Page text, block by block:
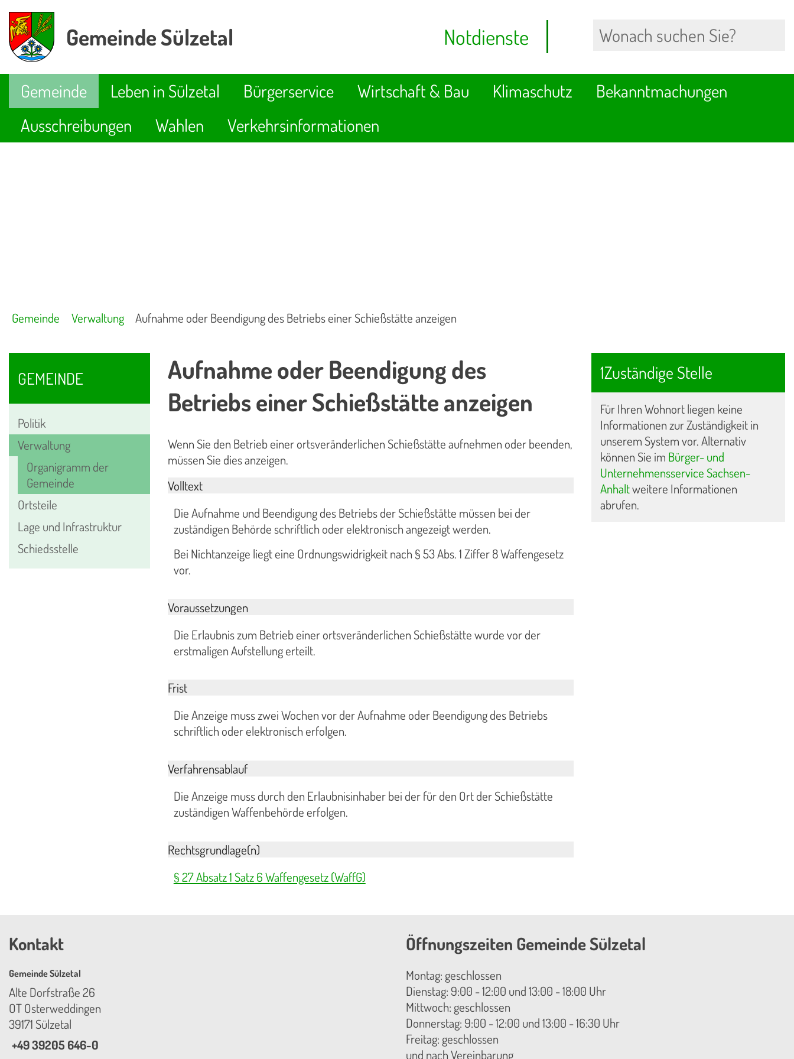
Gemeinde Sülzetal Notdienste
Gemeinde Leben in Sülzetal Bürgerservice Wirtschaft & Bau Klimaschutz
Bekanntmachungen
Ausschreibungen
Wahlen Verkehrsinformationen
Gemeinde Verwaltung Aufnahme oder Beendigung des Betriebs einer Schießstätte anzeigen
GEMEINDE
Politik
Verwaltung
Organigramm der
Gemeinde
Ortsteile
Lage und Infrastruktur
Schiedsstelle
Aufnahme oder Beendigung des
Betriebs einer Schießstätte anzeigen
Wenn Sie den Betrieb einer ortsveränderlichen Schießstätte aufnehmen oder beenden,
müssen Sie dies anzeigen.
Volltext
Die Aufnahme und Beendigung des Betriebs der Schießstätte müssen bei der
zuständigen Behörde schriftlich oder elektronisch angezeigt werden.
Bei Nichtanzeige liegt eine Ordnungswidrigkeit nach § 53 Abs. 1 Ziffer 8 Waffengesetz
vor.
Voraussetzungen
Die Erlaubnis zum Betrieb einer ortsveränderlichen Schießstätte wurde vor der
erstmaligen Aufstellung erteilt.
Frist
Die Anzeige muss zwei Wochen vor der Aufnahme oder Beendigung des Betriebs
schriftlich oder elektronisch erfolgen.
Verfahrensablauf
Die Anzeige muss durch den Erlaubnisinhaber bei der für den Ort der Schießstätte
zuständigen Waffenbehörde erfolgen.
Rechtsgrundlage(n)
§ 27 Absatz 1 Satz 6 Waffengesetz (WaffG)
1Zuständige Stelle
Für Ihren Wohnort liegen keine
Informationen zur Zuständigkeit in
unserem System vor. Alternativ
können Sie im Bürger- und
Unternehmensservice Sachsen-
Anhaltweitere Informationen
abrufen.
Kontakt
Gemeinde Sülzetal
Alte Dorfstraße 26
OT Osterweddingen
39171 Sülzetal
+49 39205 646-0
Öffnungszeiten Gemeinde Sülzetal
Montag: geschlossen
Dienstag: 9:00 - 12:00 und 13:00 - 18:00 Uhr
Mittwoch: geschlossen
Donnerstag: 9:00 - 12:00 und 13:00 - 16:30 Uhr
Freitag: geschlossen
und nach Vereinbarung